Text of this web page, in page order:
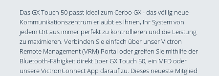
Das GX Touch 50 passt ideal zum Cerbo GX - das völlig neue
Kommunikationszentrum erlaubt es Ihnen, Ihr System von
jedem Ort aus immer perfekt zu kontrollieren und die Leistung
zu maximieren. Verbinden Sie einfach über unser Victron
Remote Management (VRM) Portal oder greifen Sie mithilfe der
Bluetooth-Fähigkeit direkt über GX Touch 50, ein MFD oder
unsere VictronConnect App darauf zu. Dieses neueste Mitglied